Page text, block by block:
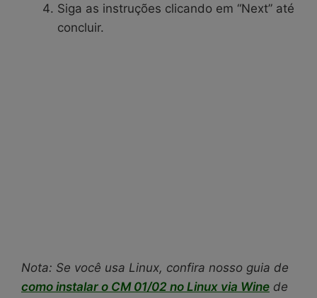
Siga as instruções clicando em “Next” até
concluir.
Nota: Se você usa Linux, confira nosso guia de
como instalar o CM 01/02 no Linux via Wine de